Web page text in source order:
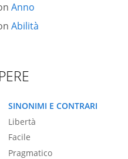
Anno
Abilità
SINONIMI E CONTRARI
Libertà
Facile
Pragmatico